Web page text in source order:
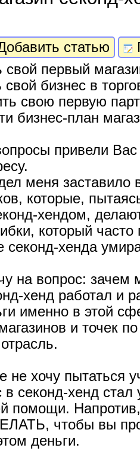
статью
свой первый
бизнес в
свою первую
бизнес-план
привели Вас
меня
которые,
хендом,
который часто
секонд-хенда
на вопрос: зачем
хенд работал и
именно в этой
и точек
не хочу пытаться
секонд-хенд
помощи. Напротив,
чтобы вы
деньги.